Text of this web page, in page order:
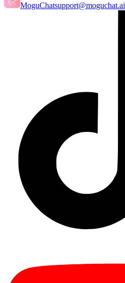
MoguChatsupport@moguchat.ai